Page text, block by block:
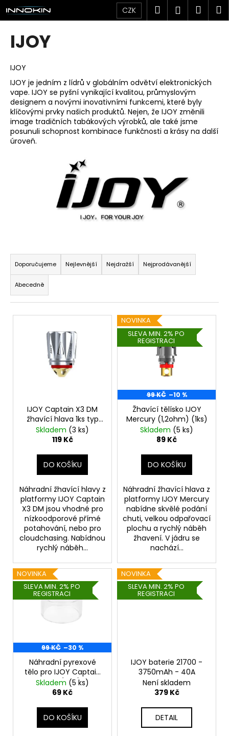
Přejít
na
obsah
CZK Hledat
IJOY
IJOY
IJOY je jedním z lídrů v globálním odvětví elektronických
vape. IJOY se pyšní vynikající kvalitou, průmyslovým
designem a novými inovativními funkcemi, které byly
klíčovými prvky našich produktů. Nejen, že IJOY změnili
image tradičních tabákových výrobků, ale také jsme
posunuli schopnost kombinace funkčnosti a krásy na další
úroveň.
Ř
a
z
e
n
í
Doporučujeme Nejlevnější Nejdražší Nejprodávanější
Abecedně
V
IJOY Captain X3 DM
žhavící hlava 1ks typ
hlavy DM-DM 0,15ohm
Skladem (3 ks)
119 Kč
DO KOŠÍKU
Náhradní žhavící hlavy z
platformy IJOY Captain
X3 DM jsou vhodné pro
nízkoodporové přímé
potahování, nebo pro
cloudchasing. Nabídnou
rychlý náběh...
NOVINKA
SLEVA MIN. 2% PO
REGISTRACI
99 KČ –10 %
Žhavící tělísko IJOY
Mercury (1,2ohm) (1ks)
Skladem (5 ks)
89 Kč
DO KOŠÍKU
Náhradní žhavící hlava z
platformy IJOY Mercury
nabídne skvělé podání
chuti, velkou odpařovací
plochu a rychlý náběh
žhavení. V jádru se
nachází...
NOVINKA
SLEVA MIN. 2% PO
REGISTRACI
99 KČ –30 %
Náhradní pyrexové
tělo pro IJOY Captain
Mini (2ml)
Skladem (5 ks)
69 Kč
DO KOŠÍKU
NOVINKA
SLEVA MIN. 2% PO
REGISTRACI
IJOY baterie 21700 -
3750mAh - 40A
Není skladem
379 Kč
DETAIL
K
o
o
p
o
t
ř
e
b
j
t
?
HLEDAT
m
DEKANG
10ML
6MG